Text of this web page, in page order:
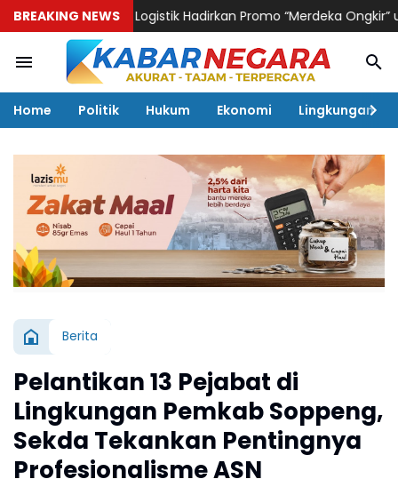
BREAKING NEWS
KAI Logistik Hadirkan Promo “Merdeka Ongkir” untuk
Home Politik Hukum Ekonomi Lingkungan
Berita
Pelantikan 13 Pejabat di
Lingkungan Pemkab Soppeng,
Sekda Tekankan Pentingnya
Profesionalisme ASN